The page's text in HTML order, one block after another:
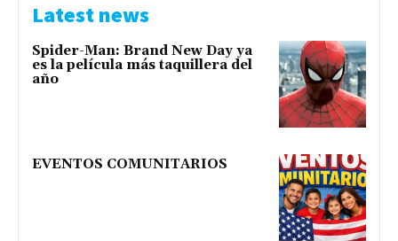
Latest news
Spider-Man: Brand New Day ya
es la película más taquillera del
año
EVENTOS COMUNITARIOS